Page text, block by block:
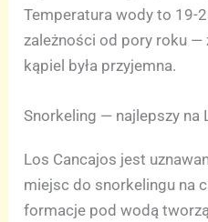
Temperatura wody to 19-
zależności od pory roku —
kąpiel była przyjemna.
Snorkeling — najlepszy na
Los Cancajos jest
miejsc do snorkelingu na
formacje pod wodą